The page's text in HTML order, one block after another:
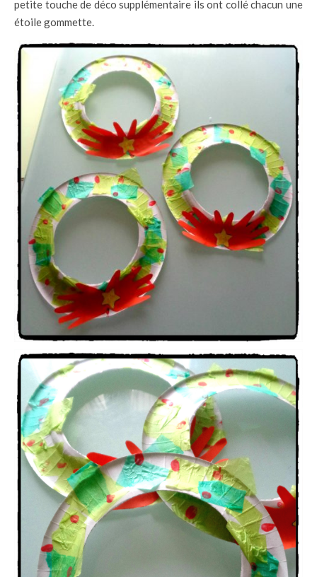
petite touche de déco supplémentaire ils ont collé chacun une
étoile gommette.